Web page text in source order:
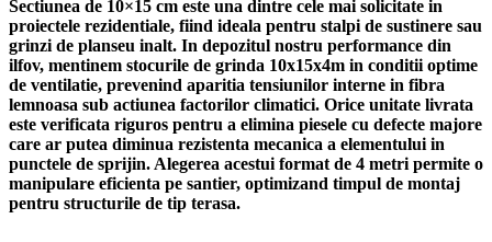
Sectiunea de 10×15 cm este una dintre cele mai solicitate in
proiectele rezidentiale, fiind ideala pentru stalpi de sustinere sau
grinzi de planseu inalt. In depozitul nostru performance din
ilfov, mentinem stocurile de grinda 10x15x4m in conditii optime
de ventilatie, prevenind aparitia tensiunilor interne in fibra
lemnoasa sub actiunea factorilor climatici. Orice unitate livrata
este verificata riguros pentru a elimina piesele cu defecte majore
care ar putea diminua rezistenta mecanica a elementului in
punctele de sprijin. Alegerea acestui format de 4 metri permite o
manipulare eficienta pe santier, optimizand timpul de montaj
pentru structurile de tip terasa.